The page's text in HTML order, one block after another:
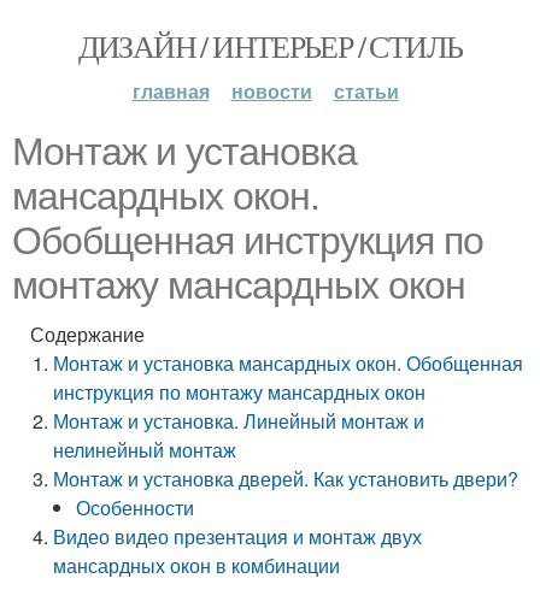
ДИЗАЙН / ИНТЕРЬЕР / СТИЛЬ
главная новости статьи
Монтаж и установка
мансардных окон.
Обобщенная инструкция по
монтажу мансардных окон
Содержание
Монтаж и установка мансардных окон. Обобщенная
инструкция по монтажу мансардных окон
Монтаж и установка. Линейный монтаж и
нелинейный монтаж
Монтаж и установка дверей. Как установить двери?
Особенности
Видео видео презентация и монтаж двух
мансардных окон в комбинации